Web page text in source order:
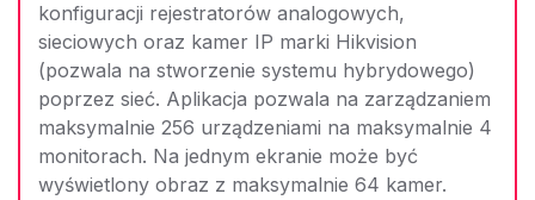
konfiguracji rejestratorów analogowych,
sieciowych oraz kamer IP marki Hikvision
(pozwala na stworzenie systemu hybrydowego)
poprzez sieć. Aplikacja pozwala na zarządzaniem
maksymalnie 256 urządzeniami na maksymalnie 4
monitorach. Na jednym ekranie może być
wyświetlony obraz z maksymalnie 64 kamer.